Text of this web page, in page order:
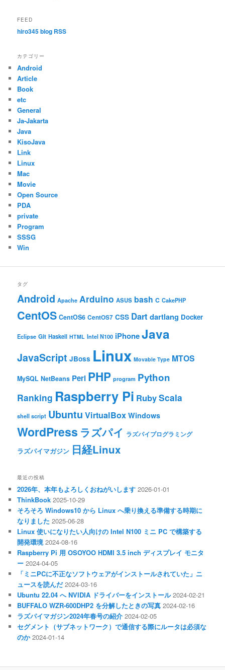
FEED
hiro345 blog RSS
カテゴリー
Android
Article
Book
etc
General
Ja-Jakarta
Java
KisoJava
Link
Linux
Mac
Movie
Open Source
PDA
private
Program
SSSG
Win
タグ
Android Apache Arduino ASUS bash C CakePHP
CentOS CentOS6 CentOS7 CSS Dart dartlang Docker
Eclipse Git Haskell HTML Intel N100 iPhoneJava
JavaScript JBoss Linux Movable Type MTOS
MySQL NetBeans Perl PHP program Python
Ranking Raspberry Pi RubyScala
shell script Ubuntu VirtualBox Windows
WordPress ラズパイ ラズパイプログラミング
ラズパイマガジン 日経Linux
最近の投稿
2026年、本年もよろしくおねがいします 2026-01-01
ThinkBook 2025-10-29
そろそろ Windows10 から Linux へ乗り換える準備する時期に
なりました 2025-06-28
Linux 使いになりたい人向けの Intel N100 ミニ PC で構築する
開発環境 2024-08-16
Raspberry Pi 用 OSOYOO HDMI 3.5 inch ディスプレイ モニタ
ー 2024-04-05
「ミニPCに不正なソフトウェアがインストールされていた」ニ
ュースを読んだ 2024-03-16
Ubuntu 22.04 へ NVIDIA ドライバーをインストール 2024-02-21
BUFFALO WZR-600DHP2 を分解したときの写真 2024-02-16
ラズパイマガジン2024年春号の紹介 2024-02-05
セグメント（サブネットワーク）で通信する際にルータは必須な
のか 2024-01-14